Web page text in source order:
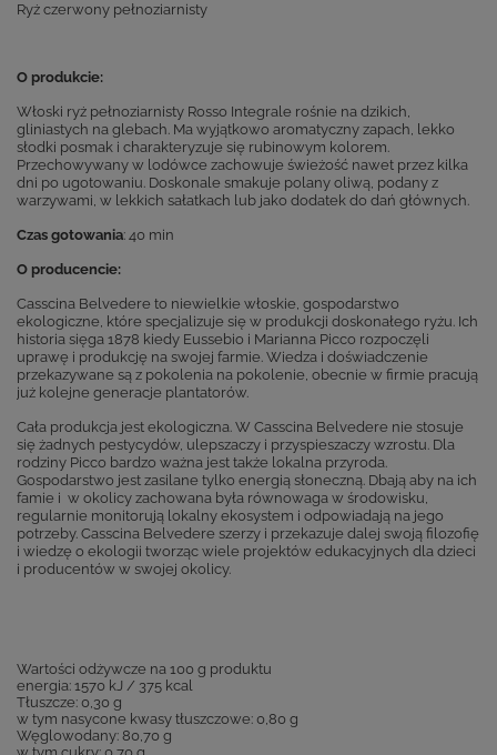
Ryż czerwony pełnoziarnisty
O produkcie:
Włoski ryż pełnoziarnisty Rosso Integrale rośnie na dzikich,
gliniastych na glebach. Ma wyjątkowo aromatyczny zapach, lekko
słodki posmak i charakteryzuje się rubinowym kolorem.
Przechowywany w lodówce zachowuje świeżość nawet przez kilka
dni po ugotowaniu. Doskonale smakuje polany oliwą, podany z
warzywami, w lekkich sałatkach lub jako dodatek do dań głównych.
Czas gotowania: 40 min
O producencie:
Casscina Belvedere to niewielkie włoskie, gospodarstwo
ekologiczne, które specjalizuje się w produkcji doskonałego ryżu. Ich
historia sięga 1878 kiedy Eussebio i Marianna Picco rozpoczęli
uprawę i produkcję na swojej farmie. Wiedza i doświadczenie
przekazywane są z pokolenia na pokolenie, obecnie w firmie pracują
już kolejne generacje plantatorów.
Cała produkcja jest ekologiczna. W Casscina Belvedere nie stosuje
się żadnych pestycydów, ulepszaczy i przyspieszaczy wzrostu. Dla
rodziny Picco bardzo ważna jest także lokalna przyroda.
Gospodarstwo jest zasilane tylko energią słoneczną. Dbają aby na ich
famie i w okolicy zachowana była równowaga w środowisku,
regularnie monitorują lokalny ekosystem i odpowiadają na jego
potrzeby. Casscina Belvedere szerzy i przekazuje dalej swoją filozofię
i wiedzę o ekologii tworząc wiele projektów edukacyjnych dla dzieci
i producentów w swojej okolicy.
Wartości odżywcze na 100 g produktu
energia: 1570 kJ / 375 kcal
Tłuszcze: 0,30 g
w tym nasycone kwasy tłuszczowe: 0,80 g
Węglowodany: 80,70 g